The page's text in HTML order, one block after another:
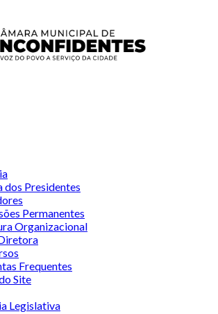
dos Presidentes
Permanentes
Organizacional
Frequentes
Site
Legislativa